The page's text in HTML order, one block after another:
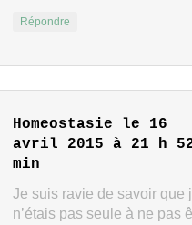
Répondre
Homeostasie
le 16
avril 2015 à 21 h
min
Je suis ravie de savoir que
n’étais pas seule à ne pas